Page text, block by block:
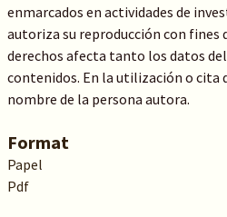
enmarcados en actividades de
autoriza su reproducción con fines
derechos afecta tanto los datos
contenidos. En la utilización o cita
nombre de la persona autora.
Format
Papel
Pdf